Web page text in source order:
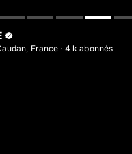
France · 4 k abonnés